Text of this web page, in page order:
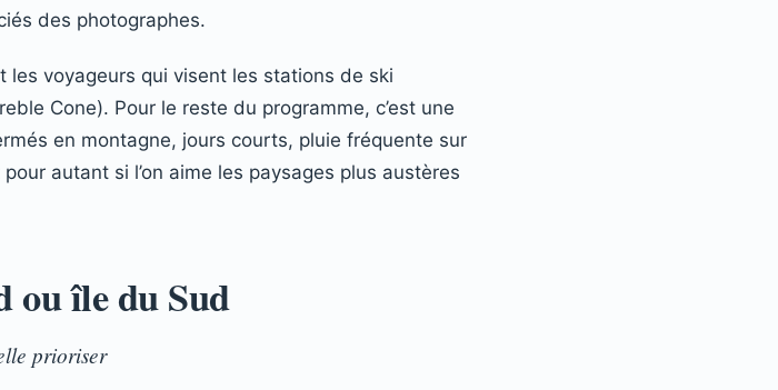
des photographes.
les voyageurs qui visent les stations de ski
Cone). Pour le reste du programme, c’est une
en montagne, jours courts, pluie fréquente sur
autant si l’on aime les paysages plus austères
ou île du Sud
prioriser